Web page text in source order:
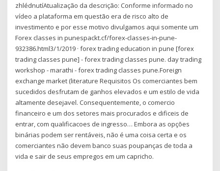
zhlédnutíAtualização da descrição: Conforme informado no
vídeo a plataforma em questão era de risco alto de
investimento e por esse motivo divulgamos aqui somente um
Forex classes in punespackt.cf/forex-classes-in-pune-
932386.html3/1/2019 · forex trading education in pune [forex
trading classes pune] - forex trading classes pune. day trading
workshop - marathi - forex trading classes pune.Foreign
exchange market (literature Requisitos Os comerciantes bem
sucedidos desfrutam de ganhos elevados e um estilo de vida
altamente desejavel. Consequentemente, o comercio
financeiro e um dos setores mais procurados e dificeis de
entrar, com qualificacoes de ingresso… Embora as opções
binárias podem ser rentáveis, não é uma coisa certa e os
comerciantes não devem banco suas poupanças de toda a
vida e sair de seus empregos em um capricho.